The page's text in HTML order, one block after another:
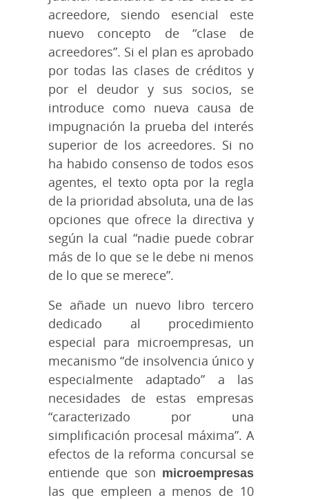
acreedore, siendo esencial este
nuevo concepto de “clase de
acreedores”. Si el plan es aprobado
por todas las clases de créditos y
por el deudor y sus socios, se
introduce como nueva causa de
impugnación la prueba del interés
superior de los acreedores. Si no
ha habido consenso de todos esos
agentes, el texto opta por la regla
de la prioridad absoluta, una de las
opciones que ofrece la directiva y
según la cual “nadie puede cobrar
más de lo que se le debe ni menos
de lo que se merece”.
Se añade un nuevo libro tercero
dedicado al procedimiento
especial para microempresas, un
mecanismo “de insolvencia único y
especialmente adaptado” a las
necesidades de estas empresas
“caracterizado por una
simplificación procesal máxima”. A
efectos de la reforma concursal se
entiende que son microempresas
las que empleen a menos de 10